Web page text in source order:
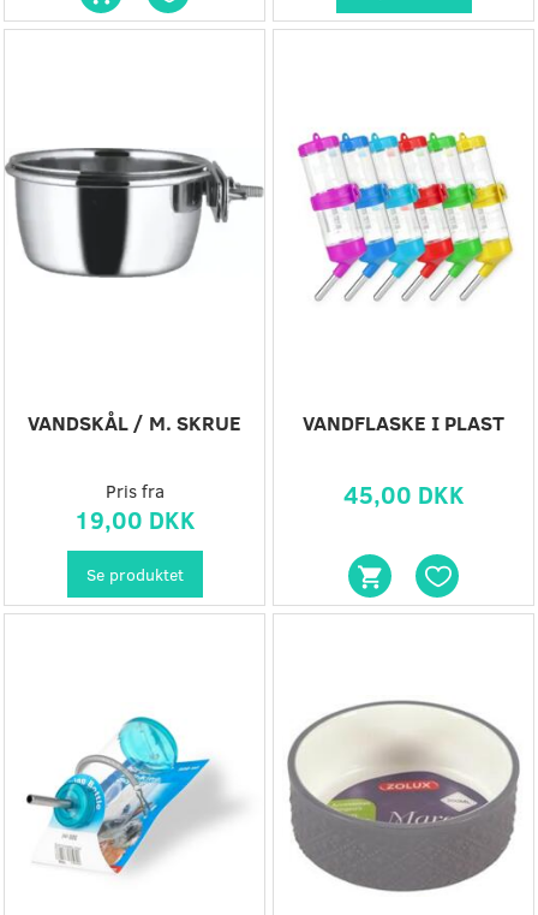
VANDSKÅL / M. SKRUE
Pris fra
19,00 DKK
Se produktet
VANDFLASKE I PLAST
45,00 DKK